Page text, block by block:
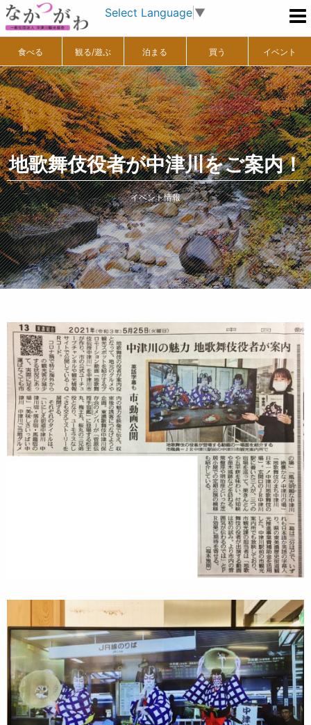
Select Language ▼
食べる 観る/遊ぶ 泊まる 買う イベント
地歌舞伎役者が中津川をご案内！
イベント情報